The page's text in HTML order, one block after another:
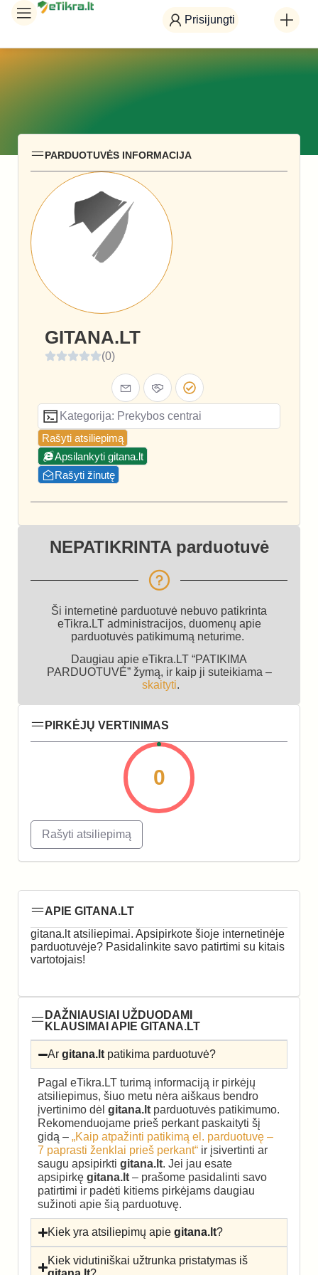
Prisijungti
PARDUOTUVĖS INFORMACIJA
GITANA.LT
(0)
Kategorija: Prekybos centrai
Rašyti atsiliepimą
Apsilankyti gitana.lt
Rašyti žinutę
NEPATIKRINTA parduotuvė
Ši internetinė parduotuvė nebuvo patikrinta
eTikra.LT administracijos, duomenų apie
parduotuvės patikimumą neturime.
Daugiau apie eTikra.LT “PATIKIMA
PARDUOTUVĖ” žymą, ir kaip ji suteikiama –
skaityti.
PIRKĖJŲ VERTINIMAS
0
Rašyti atsiliepimą
APIE GITANA.LT
gitana.lt atsiliepimai. Apsipirkote šioje internetinėje
parduotuvėje? Pasidalinkite savo patirtimi su kitais
vartotojais!
DAŽNIAUSIAI UŽDUODAMI
KLAUSIMAI APIE GITANA.LT
Argitana.lt patikima parduotuvė?
Pagal eTikra.LT turimą informaciją ir pirkėjų
atsiliepimus, šiuo metu nėra aiškaus bendro
įvertinimo dėl gitana.lt parduotuvės patikimumo.
Rekomenduojame prieš perkant paskaityti šį
gidą – „Kaip atpažinti patikimą el. parduotuvę –
7 paprasti ženklai prieš perkant“ ir įsivertinti ar
saugu apsipirkti gitana.lt. Jei jau esate
apsipirkę gitana.lt – prašome pasidalinti savo
patirtimi ir padėti kitiems pirkėjams daugiau
sužinoti apie šią parduotuvę.
Kiek yra atsiliepimų apiegitana.lt?
Kiek vidutiniškai užtrunka pristatymas iš